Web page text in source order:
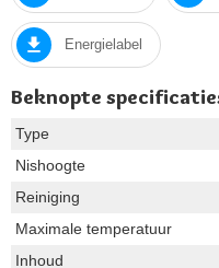
Energielabel
Beknopte
Type
Nishoogte
Reiniging
Maximale temperatuur
Inhoud